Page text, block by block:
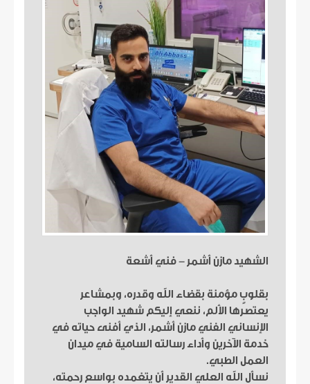
الشهيد مازن أشمر - فني أشعة
بقلوبٍ مؤمنة بقضاء الله وقدره، وبمشاعر
يعتصرها الألم، ننعي إليكم شهيد الواجب
الإنساني الفني مازن أشمر، الذي أفنى حياته في
خدمة الآخرين وأداء رسالته السامية في ميدان
العمل الطبي.
نسأل الله العلي القدير أن يتغمده بواسع رحمته،